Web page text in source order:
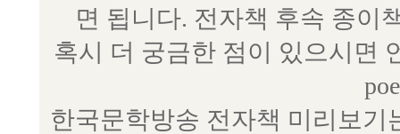
면 됩니다. 전자책 후속 종이
혹시 더 궁금한 점이 있으시면
한국문학방송 전자책 미리보